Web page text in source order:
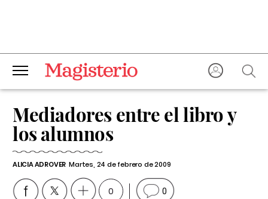
Mediadores entre el libro y
los alumnos
ALICIA ADROVER Martes, 24 de febrero de 2009
0 0